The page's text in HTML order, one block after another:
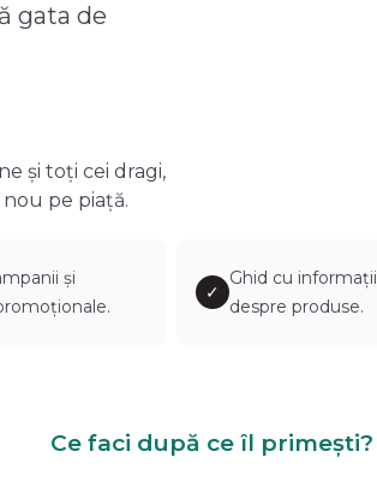
gata de
și toți cei dragi,
pe piață.
și
✓
Ghid cu informații
despre produse.
Ce faci după ce îl primești?